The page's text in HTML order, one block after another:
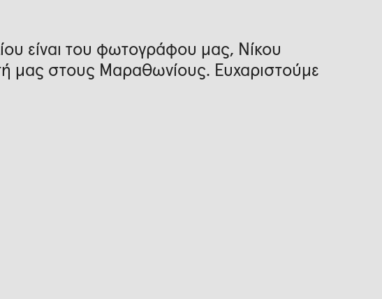
είναι του φωτογράφου μας, Νίκου
μας στους Μαραθωνίους. Ευχαριστούμε